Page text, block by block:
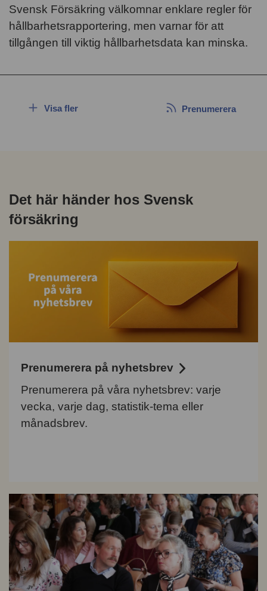
Svensk Försäkring välkomnar enklare regler för
hållbarhetsrapportering, men varnar för att
tillgången till viktig hållbarhetsdata kan minska.
Visa fler Prenumerera
Det här händer hos Svensk
försäkring
Prenumerera på nyhetsbrev
Prenumerera på våra nyhetsbrev: varje
vecka, varje dag, statistik-tema eller
månadsbrev.